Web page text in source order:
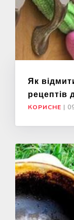
Як
рецептів
КОРИСНЕ |